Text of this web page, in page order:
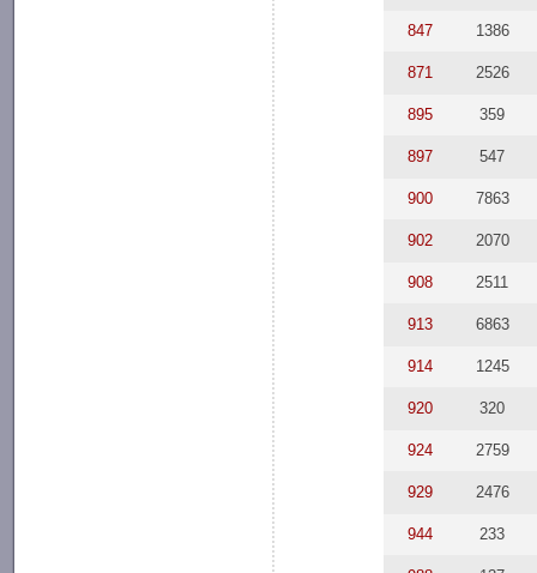
847 1386
871 2526
895 359
897 547
900 7863
902 2070
908 2511
913 6863
914 1245
920 320
924 2759
929 2476
944 233